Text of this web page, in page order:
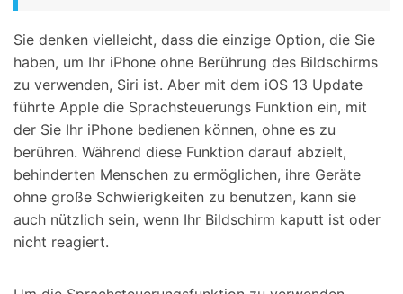
Sie denken vielleicht, dass die einzige Option, die Sie
haben, um Ihr iPhone ohne Berührung des Bildschirms
zu verwenden, Siri ist. Aber mit dem iOS 13 Update
führte Apple die Sprachsteuerungs Funktion ein, mit
der Sie Ihr iPhone bedienen können, ohne es zu
berühren. Während diese Funktion darauf abzielt,
behinderten Menschen zu ermöglichen, ihre Geräte
ohne große Schwierigkeiten zu benutzen, kann sie
auch nützlich sein, wenn Ihr Bildschirm kaputt ist oder
nicht reagiert.